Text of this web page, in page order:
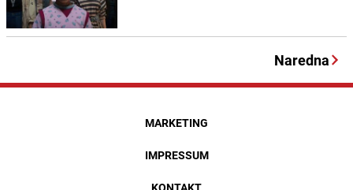
Naredna
MARKETING
IMPRESSUM